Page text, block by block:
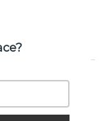
ring van het